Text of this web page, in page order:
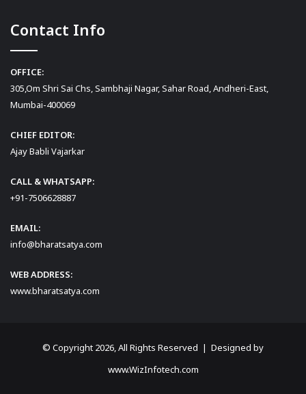
Contact Info
OFFICE:
305,Om Shri Sai Chs, Sambhaji Nagar, Sahar Road, Andheri-East,
Mumbai-400069
CHIEF EDITOR:
Ajay Babli Vajarkar
CALL & WHATSAPP:
+91-7506628887
EMAIL:
info@bharatsatya.com
WEB ADDRESS:
www.bharatsatya.com
© Copyright 2026, All Rights Reserved | Designed by
www.WizInfotech.com